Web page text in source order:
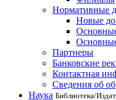
Нормативные
Новые
Партнеры
Банковские
Контактная
Сведения об
Наука Библиотека/